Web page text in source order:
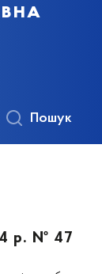
Пошук
р. № 47